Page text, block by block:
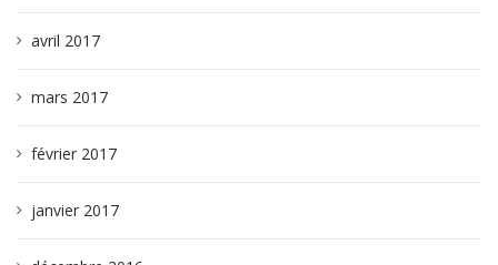
avril 2017
mars 2017
février 2017
janvier 2017